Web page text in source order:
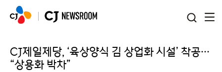
CJ제일제당, ‘육상양식 김 상업화 시설’ 착공…
“상용화 박차”